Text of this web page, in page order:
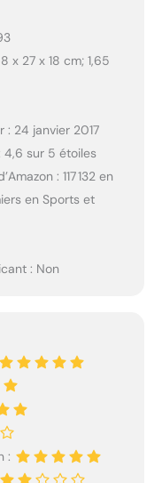
x 27 x 18 cm; 1,65
: 24 janvier 2017
4,6 sur 5 étoiles
: 117 132 en
en Sports et
: Non
: